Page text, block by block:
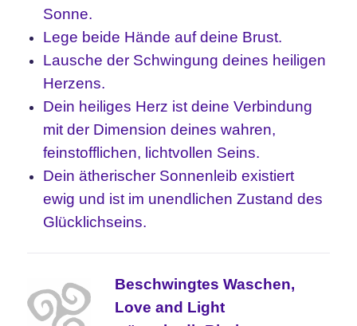
Sonne.
Lege beide Hände auf deine Brust.
Lausche der Schwingung deines heiligen
Herzens.
Dein heiliges Herz ist deine Verbindung
mit der Dimension deines wahren,
feinstofflichen, lichtvollen Seins.
Dein ätherischer Sonnenleib existiert
ewig und ist im unendlichen Zustand des
Glücklichseins.
Beschwingtes Waschen,
Love and Light